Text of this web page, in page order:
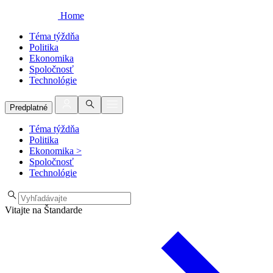
Home
Téma týždňa
Politika
Ekonomika
Spoločnosť
Technológie
Predplatné
Téma týždňa
Politika
Ekonomika >
Spoločnosť
Technológie
Vitajte na Štandarde